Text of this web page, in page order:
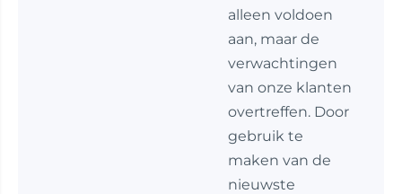
alleen voldoen
aan, maar de
verwachtingen
van onze klanten
overtreffen. Door
gebruik te
maken van de
nieuwste